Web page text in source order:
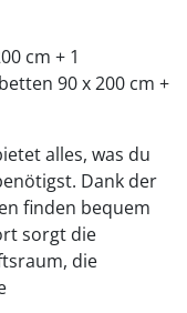
cm + 1
90 x 200 cm +
alles, was du
Dank der
finden bequem
sorgt die
die